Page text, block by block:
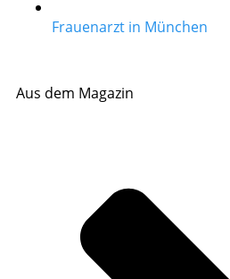
Frauenarzt in München
Aus dem Magazin